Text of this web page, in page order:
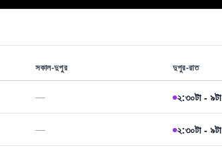
সকাল-দুপুর দুপুর-রাত
— ২:৩০টা - ৯টা
— ২:৩০টা - ৯টা